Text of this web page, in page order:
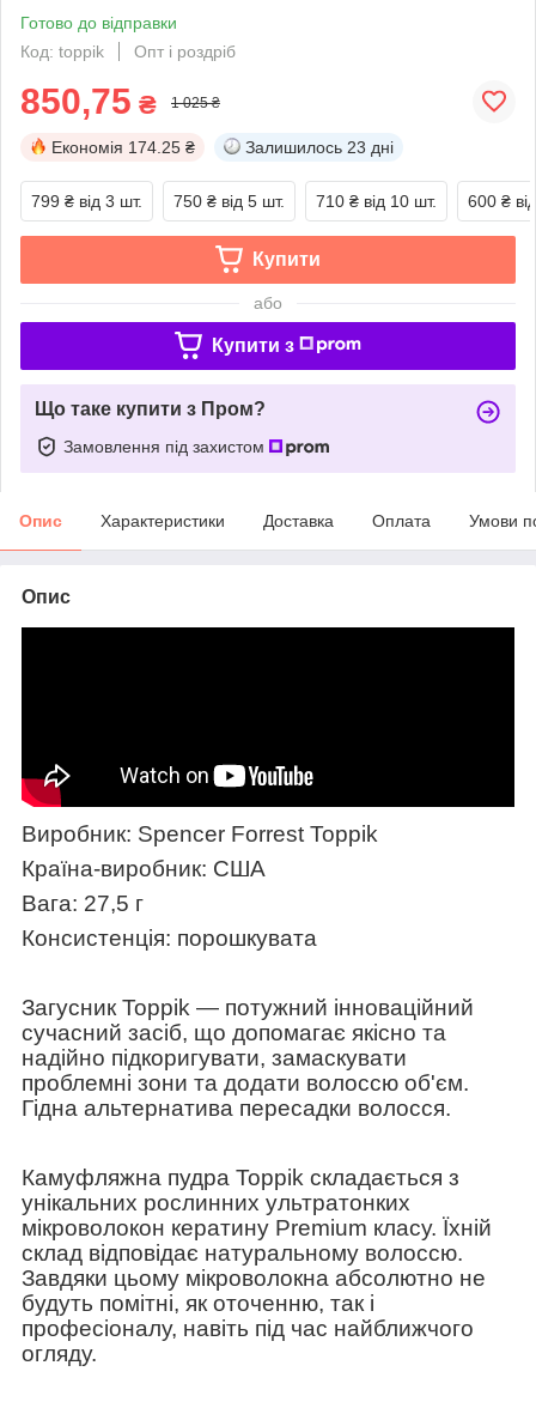
Готово до відправки
Код: toppik
Опт і роздріб
850,75 ₴ 1 025 ₴
Економія 174.25 ₴ Залишилось 23 дні
799 ₴ від 3 шт. 750 ₴ від 5 шт. 710 ₴ від 10 шт. 600 ₴
Купити
або
Купити з
Що таке купити з Пром?
Замовлення під захистом
Опис Характеристики Доставка Оплата Умови
Опис
Виробник: Spencer Forrest Toppik
Країна-виробник: США
Вага: 27,5 г
Консистенція: порошкувата
Загусник Toppik — потужний інноваційний
сучасний засіб, що допомагає якісно та
надійно підкоригувати, замаскувати
проблемні зони та додати волоссю об'єм.
Гідна альтернатива пересадки волосся.
Камуфляжна пудра Toppik складається з
унікальних рослинних ультратонких
мікроволокон кератину Premium класу. Їхній
склад відповідає натуральному волоссю.
Завдяки цьому мікроволокна абсолютно не
будуть помітні, як оточенню, так і
професіоналу, навіть під час найближчого
огляду.